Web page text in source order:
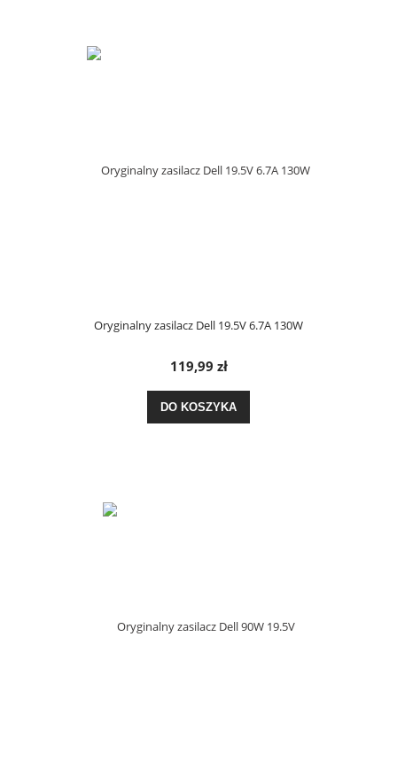
Oryginalny zasilacz Dell 19.5V 6.7A 130W
119,99 zł
DO KOSZYKA